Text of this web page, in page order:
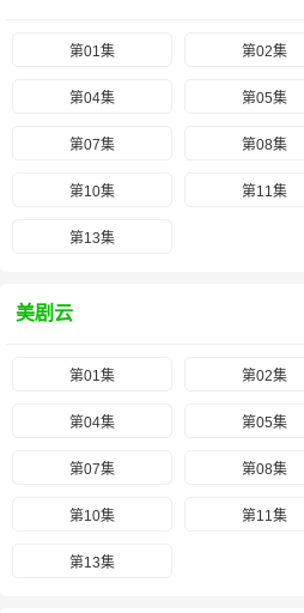
第01集 第02集
第04集 第05集
第07集 第08集
第10集 第11集
第13集
美剧云
第01集 第02集
第04集 第05集
第07集 第08集
第10集 第11集
第13集